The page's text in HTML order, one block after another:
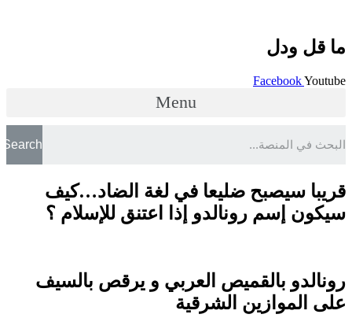
ما قل ودل
FacebookYoutube
Menu
Search
قريبا سيصبح ضليعا في لغة الضاد…كيف
سيكون إسم رونالدو إذا اعتنق للإسلام ؟
رونالدو بالقميص العربي و يرقص بالسيف
على الموازين الشرقية